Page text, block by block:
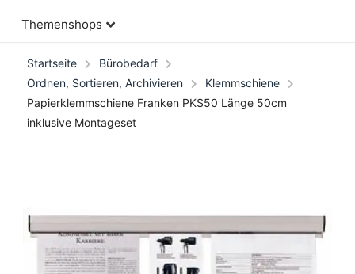
Themenshops
Startseite
Bürobedarf
Ordnen, Sortieren, Archivieren
Klemmschiene
Papierklemmschiene Franken PKS50 Länge 50cm
inklusive Montageset